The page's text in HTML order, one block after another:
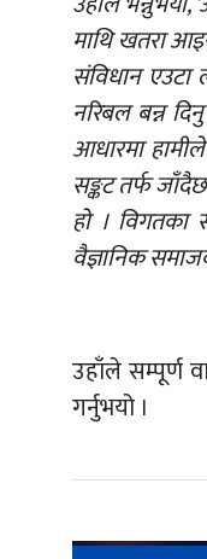
माथि खतरा
संविधान एउटा
नरिबल बन्न
आधारमा
सङ्कट तर्फ
हो । विगतका
वैज्ञानिक
उहाँले सम्पूर्ण
गर्नुभयो ।